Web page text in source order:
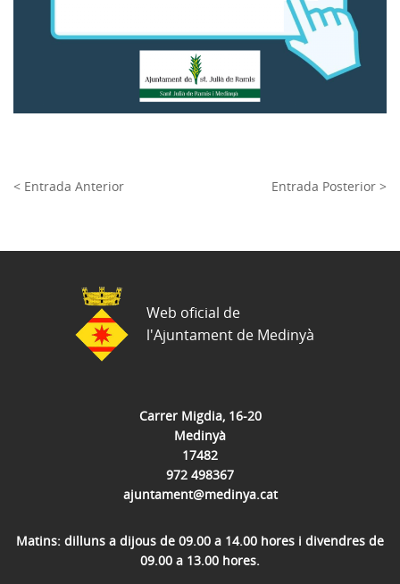
< Entrada Anterior Entrada Posterior >
Carrer Migdia, 16-20
Medinyà
17482
972 498367
ajuntament@medinya.cat
Matins: dilluns a dijous de 09.00 a 14.00 hores i divendres de
09.00 a 13.00 hores.
Web oficial de
l'Ajuntament de Medinyà